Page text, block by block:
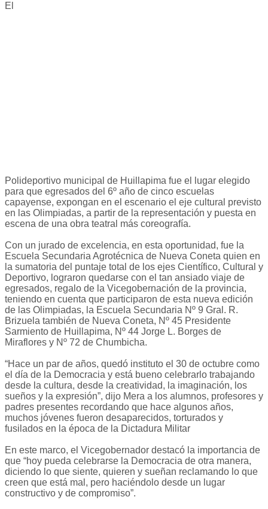
El
Polideportivo municipal de Huillapima fue el lugar elegido
para que egresados del 6º año de cinco escuelas
capayense, expongan en el escenario el eje cultural previsto
en las Olimpiadas, a partir de la representación y puesta en
escena de una obra teatral más coreografía.
Con un jurado de excelencia, en esta oportunidad, fue la
Escuela Secundaria Agrotécnica de Nueva Coneta quien en
la sumatoria del puntaje total de los ejes Científico, Cultural y
Deportivo, lograron quedarse con el tan ansiado viaje de
egresados, regalo de la Vicegobernación de la provincia,
teniendo en cuenta que participaron de esta nueva edición
de las Olimpiadas, la Escuela Secundaria Nº 9 Gral. R.
Brizuela también de Nueva Coneta, Nº 45 Presidente
Sarmiento de Huillapima, Nº 44 Jorge L. Borges de
Miraflores y Nº 72 de Chumbicha.
“Hace un par de años, quedó instituto el 30 de octubre como
el día de la Democracia y está bueno celebrarlo trabajando
desde la cultura, desde la creatividad, la imaginación, los
sueños y la expresión”, dijo Mera a los alumnos, profesores y
padres presentes recordando que hace algunos años,
muchos jóvenes fueron desaparecidos, torturados y
fusilados en la época de la Dictadura Militar
En este marco, el Vicegobernador destacó la importancia de
que “hoy pueda celebrarse la Democracia de otra manera,
diciendo lo que siente, quieren y sueñan reclamando lo que
creen que está mal, pero haciéndolo desde un lugar
constructivo y de compromiso”.